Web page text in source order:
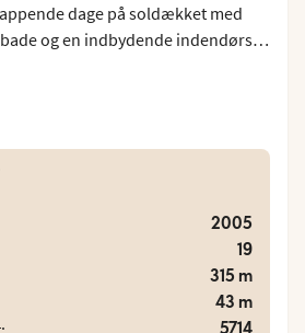
dage på soldækket med
og en indbydende indendørs
Forkæl dig selv med total
Shop, frisørsalon og
og varieret udvalg af
grillede delikatesser på
et sprudlende madshow med
på Kaito Teppanyaki, eller lad
Mexico med farverige og krydrede
2005
19
315 m
43 m
5714